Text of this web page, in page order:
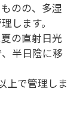
のの、多湿
します。
の直射日光
半日陰に移
上で管理しま